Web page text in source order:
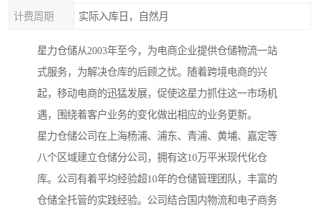
计费周期 实际入库日，自然月
星力仓储从2003年至今，为电商企业提供仓储物流一站
式服务，为解决仓库的后顾之忧。随着跨境电商的兴
起，移动电商的迅猛发展，促使这星力抓住这一市场机
遇，围绕着客户业务的变化做出相应的业务更新。
星力仓储公司在上海杨浦、浦东、青浦、黄埔、嘉定等
八个区域建立仓储分公司，拥有这10万平米现代化仓
库。公司有着平均经验超10年的仓储管理团队，丰富的
仓储全托管的实践经验。公司结合国内物流和电子商务